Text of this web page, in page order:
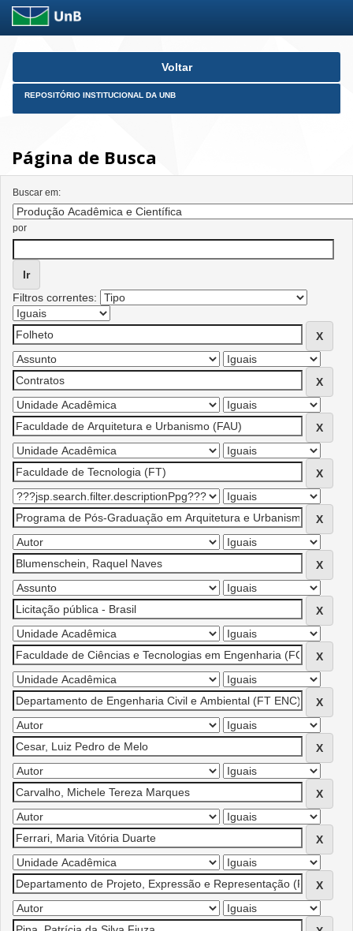
Skip
Voltar
REPOSITÓRIO INSTITUCIONAL DA UNB
Página de Busca
Buscar em:
por
Filtros correntes: